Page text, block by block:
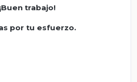
¡Buen trabajo!
por tu esfuerzo.